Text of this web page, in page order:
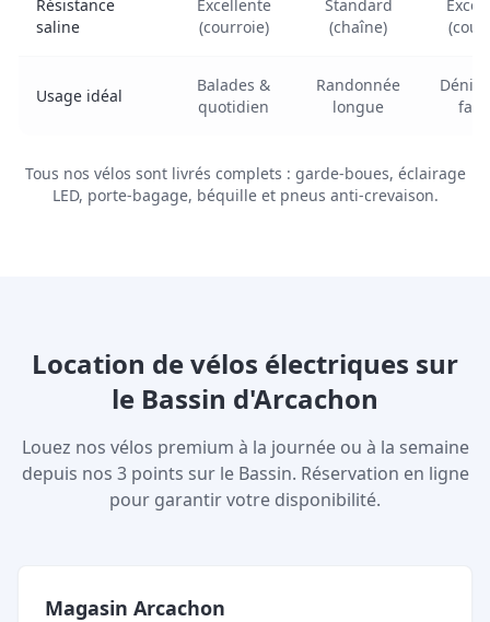
Résistance
saline
Excellente
(courroie)
Standard
(chaîne)
Usage idéal
Balades &
quotidien
Randonnée
longue
Tous nos vélos sont livrés complets : garde-boues, éclairage
LED, porte-bagage, béquille et pneus anti-crevaison.
Location de vélos électriques sur
le Bassin d'Arcachon
Louez nos vélos premium à la journée ou à la semaine
depuis nos 3 points sur le Bassin. Réservation en ligne
pour garantir votre disponibilité.
Magasin Arcachon